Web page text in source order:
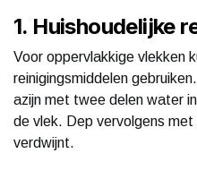
1. Huishoudelijke
Voor oppervlakkige vlekken
reinigingsmiddelen
azijn met twee delen water
de vlek. Dep vervolgens
verdwijnt.